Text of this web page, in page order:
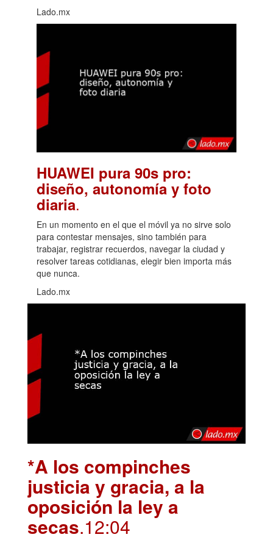
Lado.mx
HUAWEI pura 90s pro:
diseño, autonomía y foto
diaria.
En un momento en el que el móvil ya no sirve solo
para contestar mensajes, sino también para
trabajar, registrar recuerdos, navegar la ciudad y
resolver tareas cotidianas, elegir bien importa más
que nunca.
Lado.mx
*A los compinches
justicia y gracia, a la
oposición la ley a
secas.12:04